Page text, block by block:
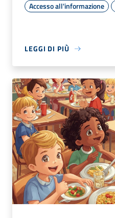
Accesso all'informazione
LEGGI DI PIÙ